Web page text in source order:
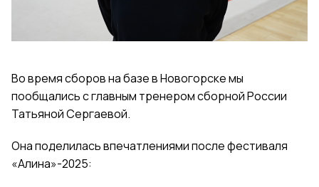
Во время сборов на базе в Новогорске мы
пообщались с главным тренером сборной России
Татьяной Сергаевой.
Она поделилась впечатлениями после фестиваля
«Алина»-2025: